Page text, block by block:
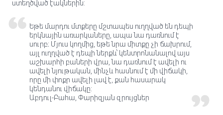
ստեղծված էակներին:
Եթե ​​մարդու մտքերը մշտապես ուղղված են դեպի
երկնային առարկաները, ապա նա դառնում է
սուրբ։ Մյուս կողմից, եթե նրա միտքը չի ճախրում,
այլ ուղղված է դեպի ներքև՝ կենտրոնանալով այս
աշխարհի բաների վրա, նա դառնում է ավելի ու
ավելի նյութական, մինչև հասնում է մի վիճակի,
որը մի փոքր ավելի լավ է, քան հասարակ
կենդանու վիճակը:
Աբդուլ-Բահա, Փարիզյան զրույցներ